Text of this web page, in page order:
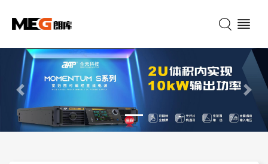
Previous Next